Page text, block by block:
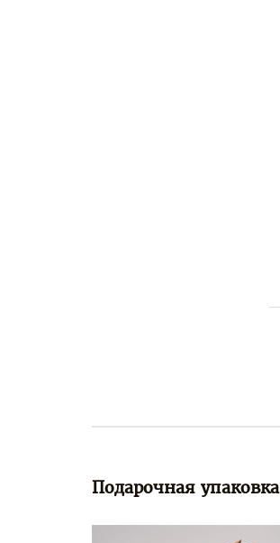
Подарочная упаковка